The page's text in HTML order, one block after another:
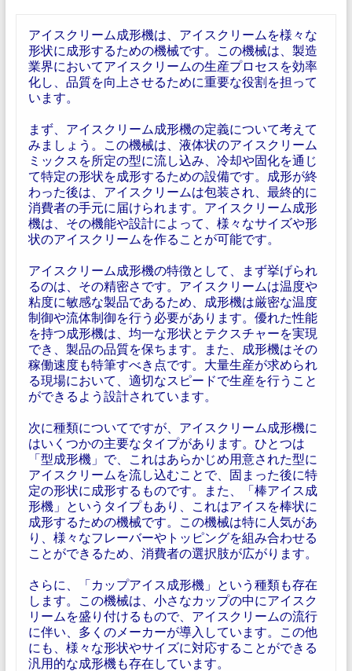
アイスクリーム成形機は、アイスクリームを様々な
形状に成形するための機械です。この機械は、製造
業界においてアイスクリームの生産プロセスを効率
化し、品質を向上させるために重要な役割を担って
います。
まず、アイスクリーム成形機の定義について考えて
みましょう。この機械は、液体状のアイスクリーム
ミックスを所定の型に流し込み、冷却や固化を通じ
て特定の形状を成形するための設備です。成形が終
わった後は、アイスクリームは包装され、最終的に
消費者の手元に届けられます。アイスクリーム成形
機は、その機能や設計によって、様々なサイズや形
状のアイスクリームを作ることが可能です。
アイスクリーム成形機の特徴として、まず挙げられ
るのは、その精密さです。アイスクリームは温度や
粘度に敏感な製品であるため、成形機は厳密な温度
制御や流体制御を行う必要があります。優れた性能
を持つ成形機は、均一な形状とテクスチャーを実現
でき、製品の品質を保ちます。また、成形機はその
稼働速度も特筆すべき点です。大量生産が求められ
る現場において、適切なスピードで生産を行うこと
ができるよう設計されています。
次に種類についてですが、アイスクリーム成形機に
はいくつかの主要なタイプがあります。ひとつは
「型成形機」で、これはあらかじめ用意された型に
アイスクリームを流し込むことで、固まった後に特
定の形状に成形するものです。また、「棒アイス成
形機」というタイプもあり、これはアイスを棒状に
成形するための機械です。この機械は特に人気があ
り、様々なフレーバーやトッピングを組み合わせる
ことができるため、消費者の選択肢が広がります。
さらに、「カップアイス成形機」という種類も存在
します。この機械は、小さなカップの中にアイスク
リームを盛り付けるもので、アイスクリームの流行
に伴い、多くのメーカーが導入しています。この他
にも、様々な形状やサイズに対応することができる
汎用的な成形機も存在しています。